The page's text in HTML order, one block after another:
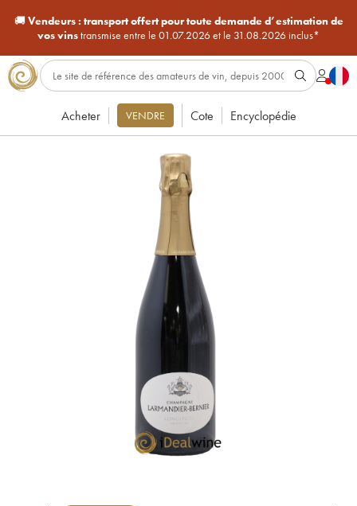
🚚Vendeurs : transport offert pour toute demande d’estimation de
vos vinstransmise entre le 01.07.2026 et le 31.08.2026 inclus*
Acheter VENDRE Cote Encyclopédie